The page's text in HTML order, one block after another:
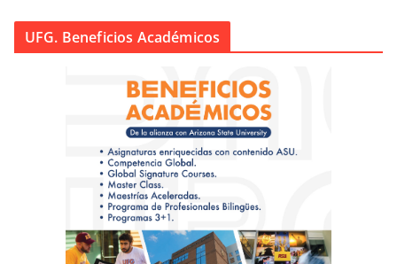
UFG. Beneficios Académicos